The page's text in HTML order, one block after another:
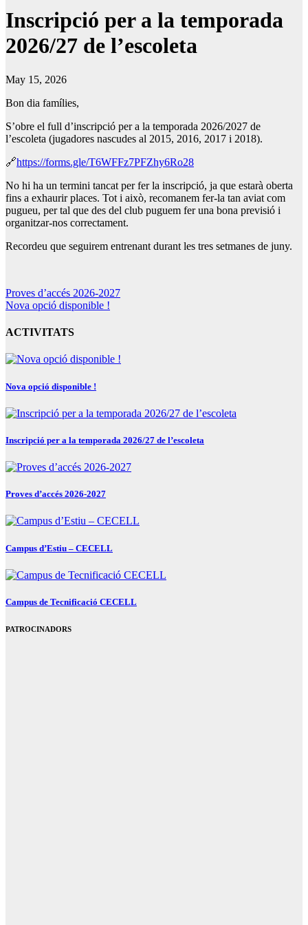
Inscripció per a la temporada
2026/27 de l’escoleta
May 15, 2026
Bon dia famílies,
S’obre el full d’inscripció per a la temporada 2026/2027 de
l’escoleta (jugadores nascudes al 2015, 2016, 2017 i 2018).
🔗https://forms.gle/T6WFFz7PFZhy6Ro28
No hi ha un termini tancat per fer la inscripció, ja que estarà oberta
fins a exhaurir places. Tot i això, recomanem fer-la tan aviat com
pugueu, per tal que des del club puguem fer una bona previsió i
organitzar-nos correctament.
Recordeu que seguirem entrenant durant les tres setmanes de juny.
Navegación
de
entradas
Proves d’accés 2026-2027
Nova opció disponible !
ACTIVITATS
Nova opció disponible !
Inscripció per a la temporada 2026/27 de l’escoleta
Proves d’accés 2026-2027
Campus d’Estiu – CECELL
Campus de Tecnificació CECELL
PATROCINADORS